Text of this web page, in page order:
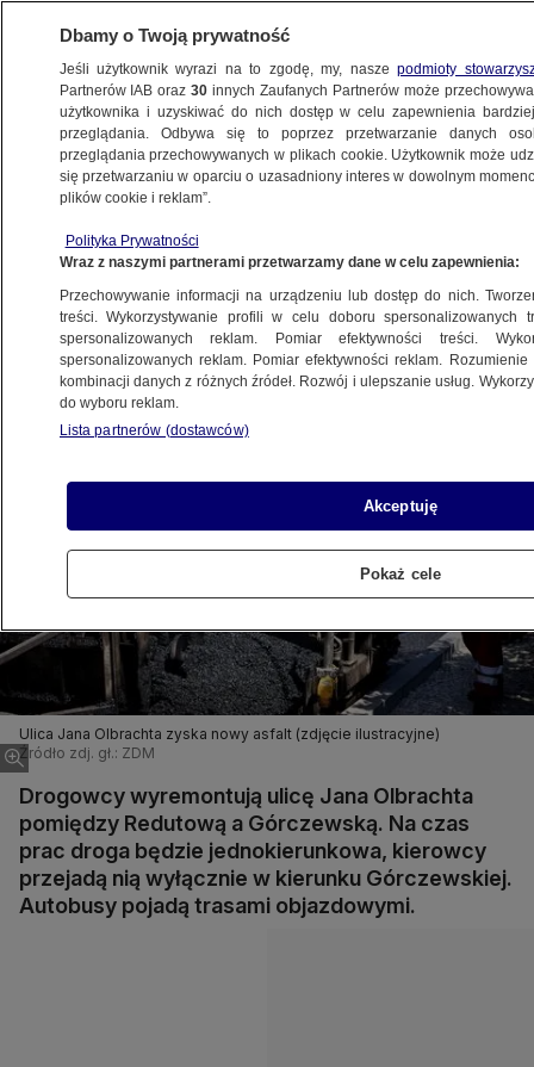
WARSZAWA
WOLA
Utrudnienia
15.07.2025, 06:43
Posłuchaj artykułu
Czyta lektor AI
Ulica Jana Olbrachta zyska nowy asfalt (zdjęcie ilustracyjne)
Źródło zdj. gł.: ZDM
Drogowcy wyremontują ulicę Jana Olbrachta
pomiędzy Redutową a Górczewską. Na czas
prac droga będzie jednokierunkowa, kierowcy
przejadą nią wyłącznie w kierunku Górczewskiej.
Autobusy pojadą trasami objazdowymi.
Dbamy o Twoją prywatność
Jeśli użytkownik wyrazi na to zgodę, my, naszepodmioty
Partnerów IAB oraz30 innych Zaufanych Partnerów może
użytkownika i uzyskiwać do nich dostęp w celu zapewnienia
przeglądania. Odbywa się to poprzez przetwarzanie danych
przeglądania przechowywanych w plikach cookie. Użytkownik może
się przetwarzaniu w oparciu o uzasadniony interes w dowolnym
plików cookie i reklam”.
Polityka Prywatności
Wraz z naszymi partnerami przetwarzamy dane w celu zapewnienia:
Przechowywanie informacji na urządzeniu lub dostęp do nich.
treści. Wykorzystywanie profili w celu doboru spersonalizowanych
spersonalizowanych reklam. Pomiar efektywności treści.
spersonalizowanych reklam. Pomiar efektywności reklam.
kombinacji danych z różnych źródeł. Rozwój i ulepszanie usług.
do wyboru reklam.
Lista partnerów (dostawców)
Akceptuję
Pokaż cele